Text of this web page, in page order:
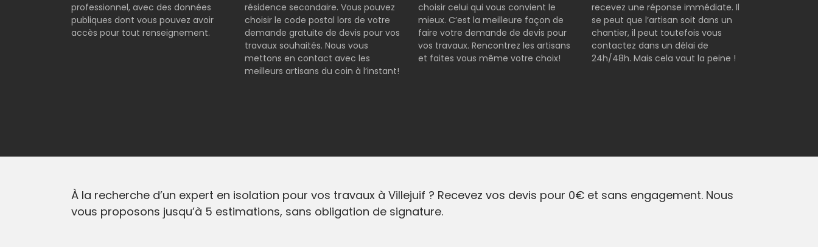
professionnel, avec des données
publiques dont vous pouvez avoir
accès pour tout renseignement.
résidence secondaire. Vous pouvez
choisir le code postal lors de votre
demande gratuite de devis pour vos
travaux souhaités. Nous vous
mettons en contact avec les
meilleurs artisans du coin à l’instant!
choisir celui qui vous convient le
mieux. C’est la meilleure façon de
faire votre demande de devis pour
vos travaux. Rencontrez les artisans
et faites vous même votre choix!
recevez une réponse immédiate. Il
se peut que l’artisan soit dans un
chantier, il peut toutefois vous
contactez dans un délai de
24h/48h. Mais cela vaut la peine !
À la recherche d’un expert en isolation pour vos travaux à Villejuif ? Recevez vos devis pour 0€ et sans engagement. Nous
vous proposons jusqu’à 5 estimations, sans obligation de signature.